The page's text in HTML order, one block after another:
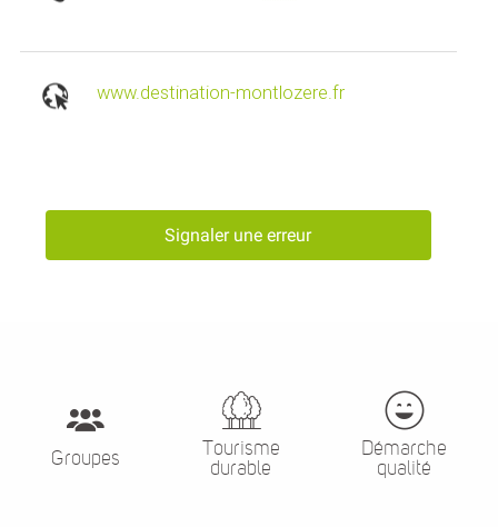
www.destination-montlozere.fr
Signaler une erreur
Groupes
Tourisme
durable
Démarche
qualité